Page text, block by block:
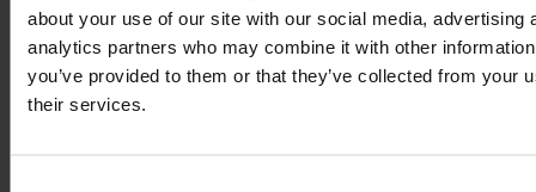
about your use of our site with our social media, advertising
analytics partners who may combine it with other
you’ve provided to them or that they’ve collected from your
their services.
ВАРІАНТИ ВИКОРИСТАННЯ